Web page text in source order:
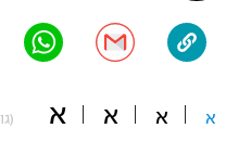
"מחצית בשכונה" –
משתתפים וזוכים בפרסים
אופניים
א א א א